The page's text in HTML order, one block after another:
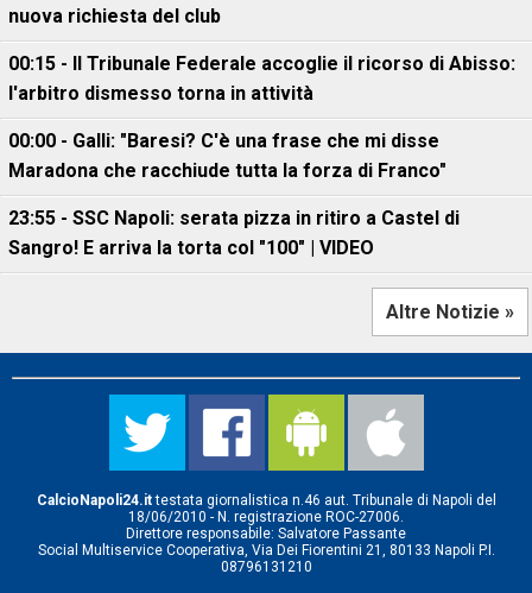
nuova richiesta del club
00:15 - Il Tribunale Federale accoglie il ricorso di Abisso:
l'arbitro dismesso torna in attività
00:00 - Galli: "Baresi? C'è una frase che mi disse
Maradona che racchiude tutta la forza di Franco"
23:55 - SSC Napoli: serata pizza in ritiro a Castel di
Sangro! E arriva la torta col "100" | VIDEO
Altre Notizie »
CalcioNapoli24.ittestata giornalistica n.46 aut. Tribunale di Napoli del
18/06/2010 - N. registrazione ROC-27006.
Direttore responsabile: Salvatore Passante
Social Multiservice Cooperativa, Via Dei Fiorentini 21, 80133 Napoli P.I.
08796131210